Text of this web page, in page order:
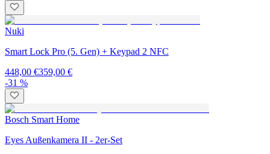
Nuki
Smart Lock Pro (5. Gen) + Keypad 2 NFC
448,00 €359,00 €
-31 %
Bosch Smart Home
Eyes Außenkamera II - 2er-Set